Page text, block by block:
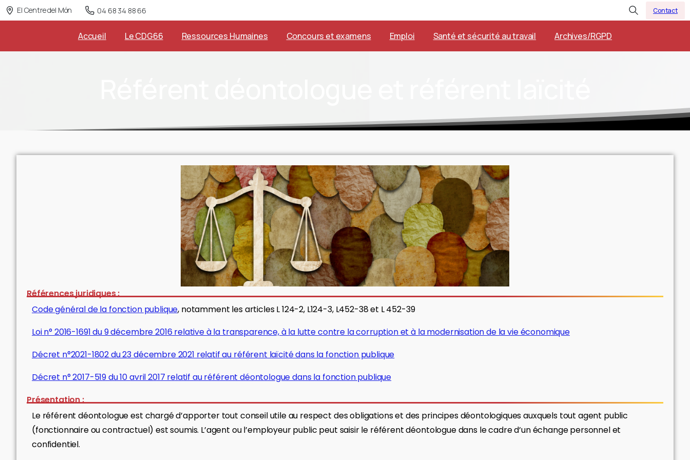
El Centre del Món 04 68 34 88 66 Contact
Accueil Le CDG66 Ressources Humaines Concours et examens Emploi Santé et sécurité au travail Archives/RGPD
Références juridiques :
Code général de la fonction publique, notamment les articles L 124-2, L124-3, L452-38 et L 452-39
Loi n° 2016-1691 du 9 décembre 2016 relative à la transparence, à la lutte contre la corruption et à la modernisation de la vie économique
Décret n°2021-1802 du 23 décembre 2021 relatif au référent laïcité dans la fonction publique
Décret n° 2017-519 du 10 avril 2017 relatif au référent déontologue dans la fonction publique
Présentation :
Le référent déontologue est chargé d’apporter tout conseil utile au respect des obligations et des principes déontologiques auxquels tout agent public
(fonctionnaire ou contractuel) est soumis. L’agent ou l’employeur public peut saisir le référent déontologue dans le cadre d’un échange personnel et
confidentiel.